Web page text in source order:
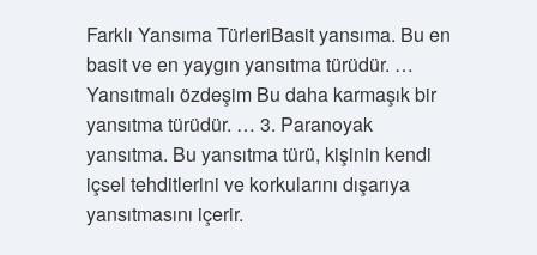
Farklı Yansıma TürleriBasit yansıma. Bu en
basit ve en yaygın yansıtma türüdür. …
Yansıtmalı özdeşim Bu daha karmaşık bir
yansıtma türüdür. … 3. Paranoyak
yansıtma. Bu yansıtma türü, kişinin kendi
içsel tehditlerini ve korkularını dışarıya
yansıtmasını içerir.